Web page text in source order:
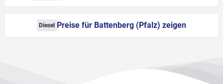
Diesel Preise für Battenberg (Pfalz) zeigen